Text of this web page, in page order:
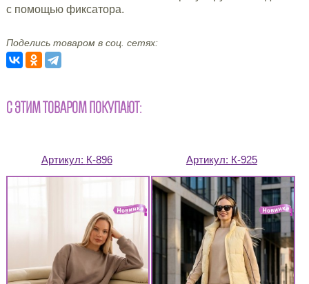
с помощью фиксатора.
Поделись товаром в соц. сетях:
С ЭТИМ ТОВАРОМ ПОКУПАЮТ:
Артикул: К-896 Артикул: К-925